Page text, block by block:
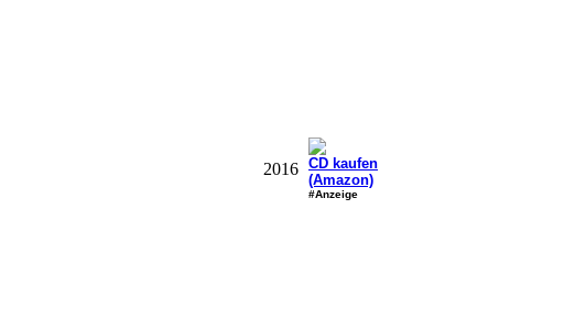
2016 CD kaufen
(Amazon)
#Anzeige